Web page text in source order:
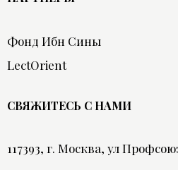
Фонд Ибн Сины
LectOrient
СВЯЖИТЕСЬ С НАМИ
117393, г. Москва, ул